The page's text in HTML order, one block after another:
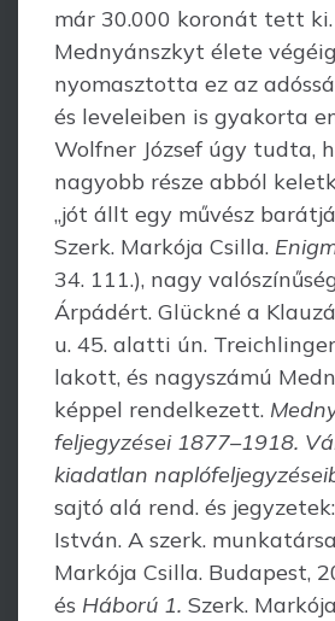
már 30.000 koronát tett ki.
Mednyánszkyt élete végéig
nyomasztotta ez az
és leveleiben is gyakorta
Wolfner József úgy tudta,
nagyobb része abból
„jót állt egy művész
Szerk. Markója Csilla.
34. 111.), nagy
Árpádért. Glückné a
u. 45. alatti ún.
lakott, és nagyszámú
képpel rendelkezett.
feljegyzései 1877–1918.
kiadatlan
sajtó alá rend. és
István. A szerk.
Markója Csilla. Budapest,
és Háború 1. Szerk.